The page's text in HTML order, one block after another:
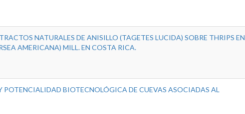
NATURALES DE ANISILLO (TAGETES LUCIDA) SOBRE THRIPS EN
AMERICANA) MILL. EN COSTA RICA.
BIOTECNOLÓGICA DE CUEVAS ASOCIADAS AL